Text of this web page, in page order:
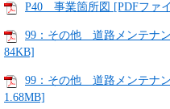
P40 事業箇所図 [PDFファ
99：その他 道路メンテナ
84KB]
99：その他 道路メンテナ
1.68MB]